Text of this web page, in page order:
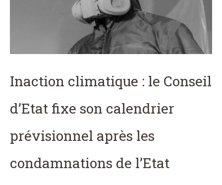
Inaction climatique : le Conseil
d’Etat fixe son calendrier
prévisionnel après les
condamnations de l’Etat